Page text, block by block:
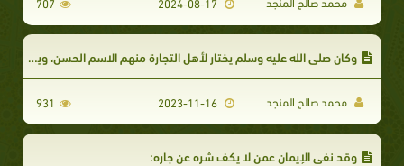
وكان صلى الله عليه وسلم يختار لأهل التجارة منهم الاسم الحسن، ويحثهم على الصدقة
محمد صالح المنجد 2023-11-16
931
​وقد نفى الإيمان عمن لا يكف شره عن جاره: